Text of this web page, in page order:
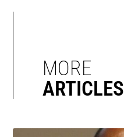
MORE
ARTICLES